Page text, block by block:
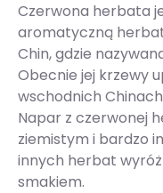
Czerwona herbata
aromatyczną
Chin, gdzie
Obecnie jej krzewy
wschodnich
Napar z czerwonej
ziemistym i bardzo
innych herbat
smakiem.